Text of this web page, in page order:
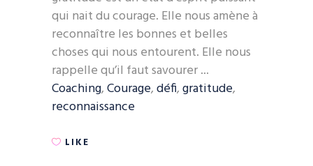
qui nait du courage. Elle nous amène à
reconnaître les bonnes et belles
choses qui nous entourent. Elle nous
rappelle qu’il faut savourer
Coaching,Courage,défi,gratitude,
reconnaissance
LIKE